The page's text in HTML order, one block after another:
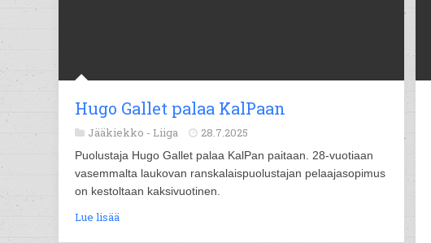
Hugo Gallet palaa KalPaan
Jääkiekko - Liiga 28.7.2025
Puolustaja Hugo Gallet palaa KalPan paitaan. 28-vuotiaan
vasemmalta laukovan ranskalaispuolustajan pelaajasopimus
on kestoltaan kaksivuotinen.
Lue lisää